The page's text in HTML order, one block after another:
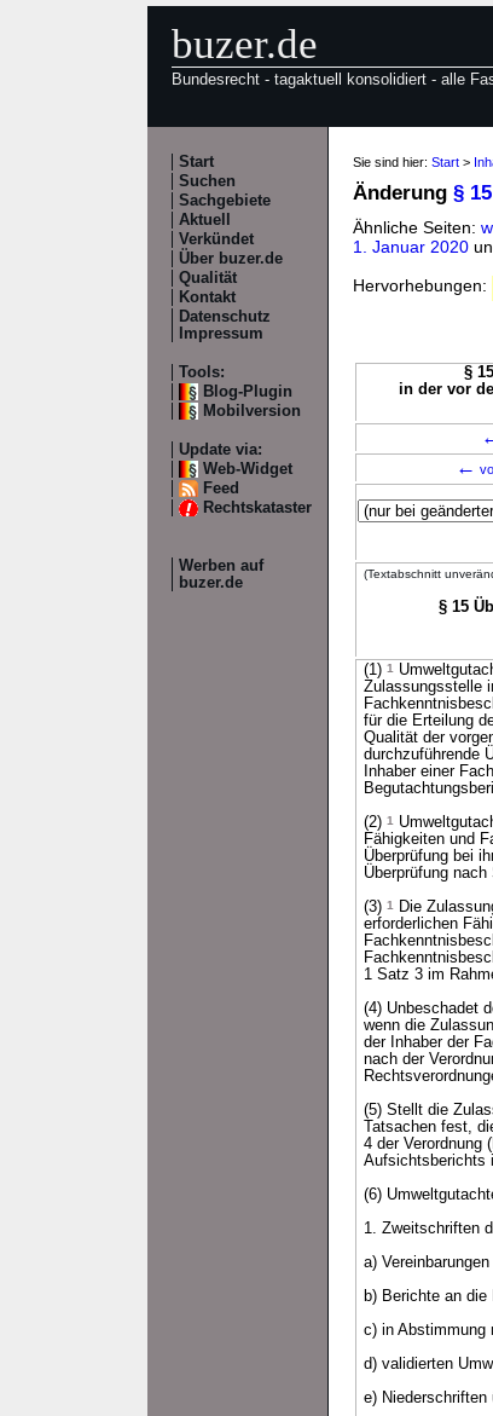
buzer.de
Bundesrecht - tagaktuell konsolidiert - alle
Start
Suchen
Sachgebiete
Aktuell
Verkündet
Über buzer.de
Qualität
Kontakt
Datenschutz
Impressum
Tools:
Blog-Plugin
Mobilversion
Update via:
Web-Widget
Feed
Rechtskataster
Werben auf
buzer.de
Sie sind hier: Start >
Änderung §
Ähnliche Seiten:
1. Januar 2020
Hervorhebungen:
§
in der vor
←
(Textabschnitt
§ 15
(1) 1
Zulassungsstelle
für die Erteilung
Qualität der
durchzuführende
Inhaber einer
(2) 1
Fähigkeiten und
Überprüfung bei
Überprüfung
(3) 1
Die
erforderlichen
1 Satz 3 im
(4) Unbeschadet
wenn die
der Inhaber der
nach der
(5) Stellt die
Tatsachen fest,
4 der Verordnung
Aufsichtsberichts
(6)
1. Zweitschriften
a)
b) Berichte an die
c) in Abstimmung
d) validierten
e) Niederschriften